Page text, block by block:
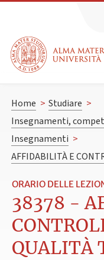
Home > Studiare >
Insegnamenti,
Insegnamenti >
AFFIDABILITÀ E
ORARIO DELLE
38378 -
QUALITÀ